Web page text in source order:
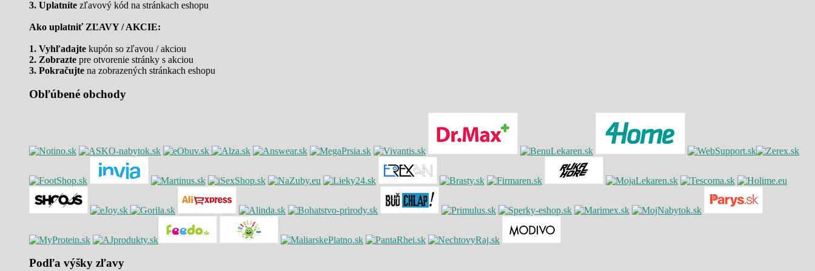
3. Uplatníte zľavový kód na stránkach eshopu
Ako uplatniť ZĽAVY / AKCIE:
1. Vyhľadajte kupón so zľavou / akciou
2. Zobrazte pre otvorenie stránky s akciou
3. Pokračujte na zobrazených stránkach eshopu
Obľúbené obchody
Podľa výšky zľavy